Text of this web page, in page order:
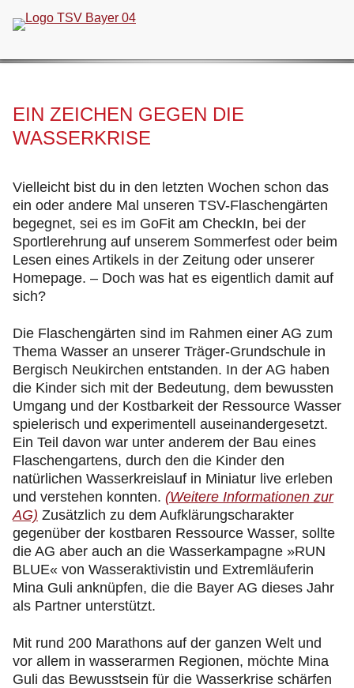
überspringen
EIN ZEICHEN GEGEN DIE
WASSERKRISE
Vielleicht bist du in den letzten Wochen schon das
ein oder andere Mal unseren TSV-Flaschengärten
begegnet, sei es im GoFit am CheckIn, bei der
Sportlerehrung auf unserem Sommerfest oder beim
Lesen eines Artikels in der Zeitung oder unserer
Homepage. – Doch was hat es eigentlich damit auf
sich?
Die Flaschengärten sind im Rahmen einer AG zum
Thema Wasser an unserer Träger-Grundschule in
Bergisch Neukirchen entstanden. In der AG haben
die Kinder sich mit der Bedeutung, dem bewussten
Umgang und der Kostbarkeit der Ressource Wasser
spielerisch und experimentell auseinandergesetzt.
Ein Teil davon war unter anderem der Bau eines
Flaschengartens, durch den die Kinder den
natürlichen Wasserkreislauf in Miniatur live erleben
und verstehen konnten. (Weitere Informationen zur
AG) Zusätzlich zu dem Aufklärungscharakter
gegenüber der kostbaren Ressource Wasser, sollte
die AG aber auch an die Wasserkampagne »RUN
BLUE« von Wasseraktivistin und Extremläuferin
Mina Guli anknüpfen, die die Bayer AG dieses Jahr
als Partner unterstützt.
Mit rund 200 Marathons auf der ganzen Welt und
vor allem in wasserarmen Regionen, möchte Mina
Guli das Bewusstsein für die Wasserkrise schärfen